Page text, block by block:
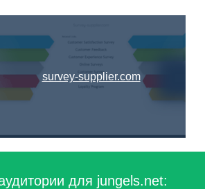
survey-supplier.com
для jungels.net: